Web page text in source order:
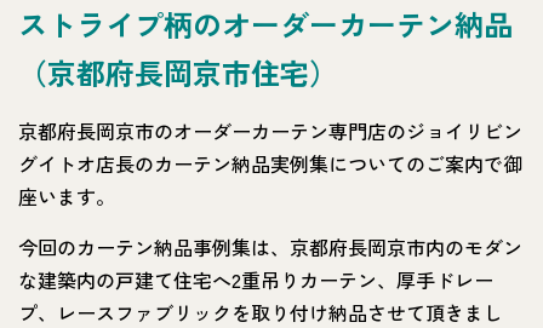
ストライプ柄のオーダーカーテン納品
（京都府長岡京市住宅）
京都府長岡京市のオーダーカーテン専門店のジョイリビン
グイトオ店長のカーテン納品実例集についてのご案内で御
座います。
今回のカーテン納品事例集は、京都府長岡京市内のモダン
な建築内の戸建て住宅へ2重吊りカーテン、厚手ドレー
プ、レースファブリックを取り付け納品させて頂きまし